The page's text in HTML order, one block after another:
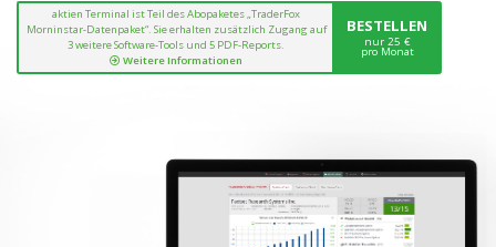
aktien Terminal ist Teil des Abopaketes „TraderFox
Morninstar-Datenpaket“. Sie erhalten zusätzlich Zugang auf
3 weitere Software-Tools und 5 PDF-Reports.
Weitere Informationen
BESTELLEN
nur 25 €
pro Monat